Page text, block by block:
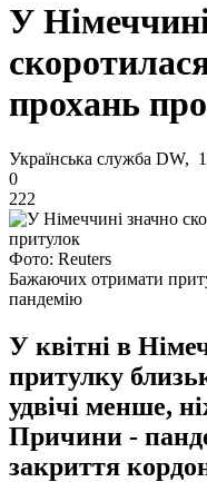
У
прохань
Українська служба DW,
0
222
Фото: Reuters
Бажаючих отримати
пандемію
У квітні в
притулку
удвічі менше,
Причини -
закриття